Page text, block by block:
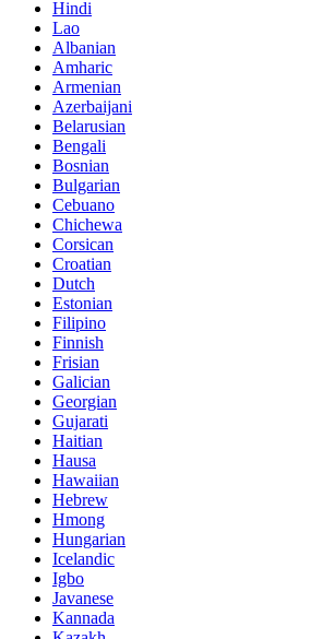
Hindi
Lao
Albanian
Amharic
Armenian
Azerbaijani
Belarusian
Bengali
Bosnian
Bulgarian
Cebuano
Chichewa
Corsican
Croatian
Dutch
Estonian
Filipino
Finnish
Frisian
Galician
Georgian
Gujarati
Haitian
Hausa
Hawaiian
Hebrew
Hmong
Hungarian
Icelandic
Igbo
Javanese
Kannada